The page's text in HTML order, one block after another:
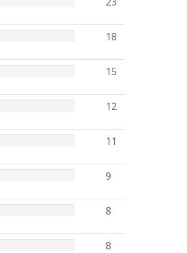
18
15
12
11
9
8
8